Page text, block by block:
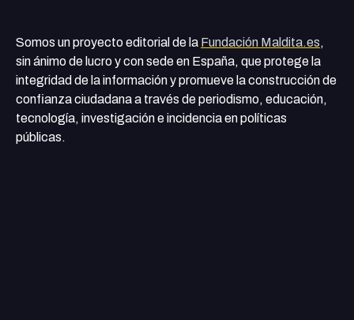
Somos un proyecto editorial de la Fundación Maldita.es,
sin ánimo de lucro y con sede en España, que protege la
integridad de la información y promueve la construcción de
confianza ciudadana a través de periodismo, educación,
tecnología, investigación e incidencia en políticas
públicas.